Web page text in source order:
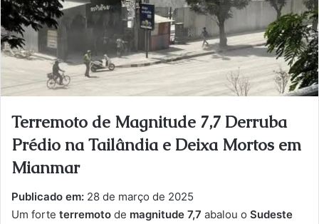
a
Terremoto de Magnitude 7,7 Derruba
Prédio na Tailândia e Deixa Mortos em
Mianmar
Publicado em: 28 de março de 2025
Um forte terremoto de magnitude 7,7 abalou o Sudeste